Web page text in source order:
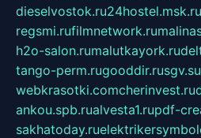
dieselvostok.ru24hostel.msk.ru
regsmi.rufilmnetwork.ru
h2o-salon.rumalutkayork.ru
tango-perm.rugooddir.rusgv.su
webkrasotki.comcherinvest.ru
ankou.spb.rualvesta1.rupdf-
sakhatoday.ru